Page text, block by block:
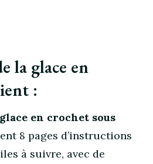
la glace en
:
en crochet sous
8 pages d’instructions
à suivre, avec de